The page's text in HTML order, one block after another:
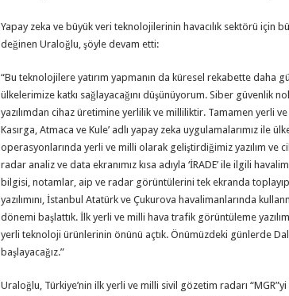
Yapay zeka ve büyük veri teknolojilerinin havacılık sektörü için
değinen Uraloğlu, şöyle devam etti:
“Bu teknolojilere yatırım yapmanın da küresel rekabette daha
ülkelerimize katkı sağlayacağını düşünüyorum. Siber güvenlik
yazılımdan cihaz üretimine yerlilik ve milliliktir. Tamamen yerli
Kasırga, Atmaca ve Kule’ adlı yapay zeka uygulamalarımız ile
operasyonlarında yerli ve milli olarak geliştirdiğimiz yazılım ve
radar analiz ve data ekranımız kısa adıyla ‘İRADE’ ile ilgili
bilgisi, notamlar, aip ve radar görüntülerini tek ekranda
yazılımını, İstanbul Atatürk ve Çukurova havalimanlarında
dönemi başlattık. İlk yerli ve milli hava trafik görüntüleme
yerli teknoloji ürünlerinin önünü açtık. Önümüzdeki günlerde
başlayacağız.”
Uraloğlu, Türkiye’nin ilk yerli ve milli sivil gözetim radarı “MGR”yi